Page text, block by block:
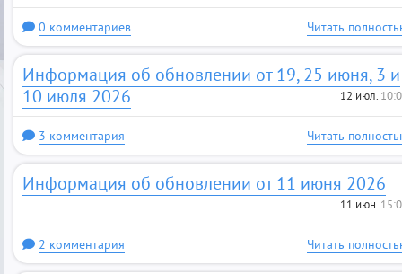
0 комментариев Читать
Информация об обновлении от 19, 25 июня, 3 и
10 июля 2026
12 июл.
3 комментария Читать
Информация об обновлении от 11 июня 2026
11 июн.
2 комментария Читать